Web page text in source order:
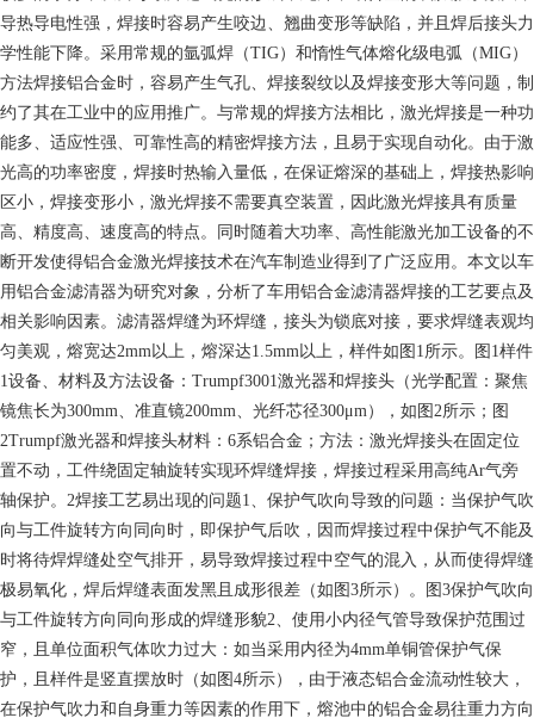
导热导电性强，焊接时容易产生咬边、翘曲变形等缺陷，并且焊后接头力
学性能下降。采用常规的氩弧焊（TIG）和惰性气体熔化级电弧（MIG）
方法焊接铝合金时，容易产生气孔、焊接裂纹以及焊接变形大等问题，制
约了其在工业中的应用推广。与常规的焊接方法相比，激光焊接是一种功
能多、适应性强、可靠性高的精密焊接方法，且易于实现自动化。由于激
光高的功率密度，焊接时热输入量低，在保证熔深的基础上，焊接热影响
区小，焊接变形小，激光焊接不需要真空装置，因此激光焊接具有质量
高、精度高、速度高的特点。同时随着大功率、高性能激光加工设备的不
断开发使得铝合金激光焊接技术在汽车制造业得到了广泛应用。本文以车
用铝合金滤清器为研究对象，分析了车用铝合金滤清器焊接的工艺要点及
相关影响因素。滤清器焊缝为环焊缝，接头为锁底对接，要求焊缝表观均
匀美观，熔宽达2mm以上，熔深达1.5mm以上，样件如图1所示。图1样件
1设备、材料及方法设备：Trumpf3001激光器和焊接头（光学配置：聚焦
镜焦长为300mm、准直镜200mm、光纤芯径300μm），如图2所示；图
2Trumpf激光器和焊接头材料：6系铝合金；方法：激光焊接头在固定位
置不动，工件绕固定轴旋转实现环焊缝焊接，焊接过程采用高纯Ar气旁
轴保护。2焊接工艺易出现的问题1、保护气吹向导致的问题：当保护气吹
向与工件旋转方向同向时，即保护气后吹，因而焊接过程中保护气不能及
时将待焊焊缝处空气排开，易导致焊接过程中空气的混入，从而使得焊缝
极易氧化，焊后焊缝表面发黑且成形很差（如图3所示）。图3保护气吹向
与工件旋转方向同向形成的焊缝形貌2、使用小内径气管导致保护范围过
窄，且单位面积气体吹力过大：如当采用内径为4mm单铜管保护气保
护，且样件是竖直摆放时（如图4所示），由于液态铝合金流动性较大，
在保护气吹力和自身重力等因素的作用下，熔池中的铝合金易往重力方向